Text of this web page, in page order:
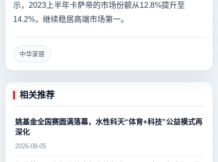
示，2023上半年卡萨帝的市场份额从12.8%提升至
14.2%，继续稳居高端市场第一。
中华家居
相关推荐
姚基金全国赛圆满落幕，水性科天“体育+科技”公益模式再
深化
2026-08-05